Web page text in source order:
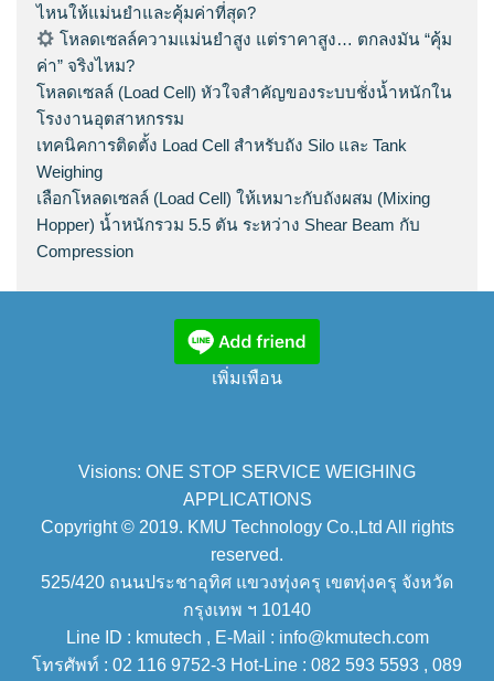
ไหนให้แม่นยำและคุ้มค่าที่สุด?
โหลดเซลล์ความแม่นยำสูง แต่ราคาสูง… ตกลงมัน “คุ้ม
ค่า” จริงไหม?
โหลดเซลล์ (Load Cell) หัวใจสำคัญของระบบชั่งน้ำหนักใน
โรงงานอุตสาหกรรม
เทคนิคการติดตั้ง Load Cell สำหรับถัง Silo และ Tank
Weighing
เลือกโหลดเซลล์ (Load Cell) ให้เหมาะกับถังผสม (Mixing
Hopper) น้ำหนักรวม 5.5 ตัน ระหว่าง Shear Beam กับ
Compression
เพิ่มเพือน
Visions: ONE STOP SERVICE WEIGHING
APPLICATIONS
Copyright © 2019. KMU Technology Co.,Ltd All rights
reserved.
525/420 ถนนประชาอุทิศ แขวงทุ่งครุ เขตทุ่งครุ จังหวัด
กรุงเทพ ฯ 10140
Line ID : kmutech , E-Mail : info@kmutech.com
โทรศัพท์ : 02 116 9752-3 Hot-Line : 082 593 5593 , 089